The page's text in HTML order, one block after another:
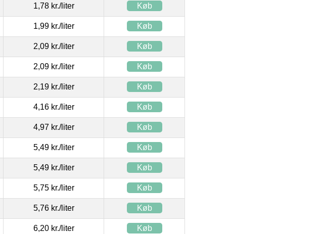
1,78 kr./liter Køb
1,99 kr./liter Køb
2,09 kr./liter Køb
2,09 kr./liter Køb
2,19 kr./liter Køb
4,16 kr./liter Køb
4,97 kr./liter Køb
5,49 kr./liter Køb
5,49 kr./liter Køb
5,75 kr./liter Køb
5,76 kr./liter Køb
6,20 kr./liter Køb